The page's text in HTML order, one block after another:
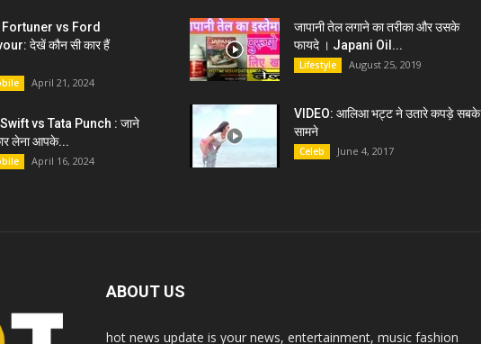
vs Ford
देखें कौन सी कार हैं
April 21, 2024
vs Tata Punch : जाने
लेना आपके...
April 16, 2024
जापानी तेल लगाने का तरीका और उसके
फायदे । Japani Oil...
Lifestyle August 25, 2019
VIDEO: आलिआ भट्ट ने उतारे कपड़े सबके
सामने
Celeb June 4, 2017
ABOUT US
hot news update is your news, entertainment, music fashion